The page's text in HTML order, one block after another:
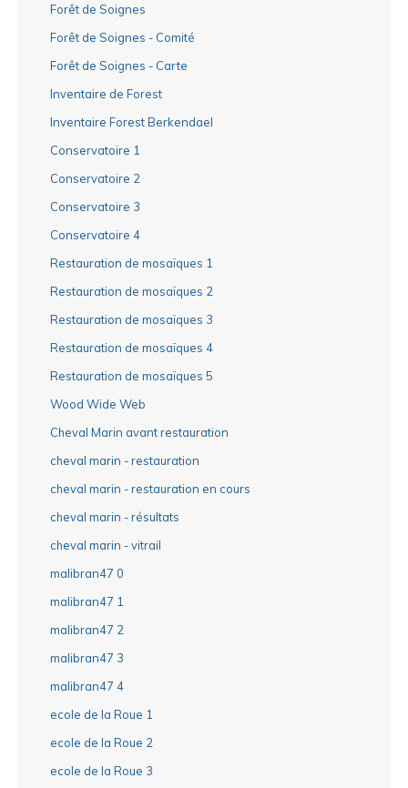
Forêt de Soignes
Forêt de Soignes - Comité
Forêt de Soignes - Carte
Inventaire de Forest
Inventaire Forest Berkendael
Conservatoire 1
Conservatoire 2
Conservatoire 3
Conservatoire 4
Restauration de mosaïques 1
Restauration de mosaïques 2
Restauration de mosaïques 3
Restauration de mosaïques 4
Restauration de mosaïques 5
Wood Wide Web
Cheval Marin avant restauration
cheval marin - restauration
cheval marin - restauration en cours
cheval marin - résultats
cheval marin - vitrail
malibran47 0
malibran47 1
malibran47 2
malibran47 3
malibran47 4
ecole de la Roue 1
ecole de la Roue 2
ecole de la Roue 3